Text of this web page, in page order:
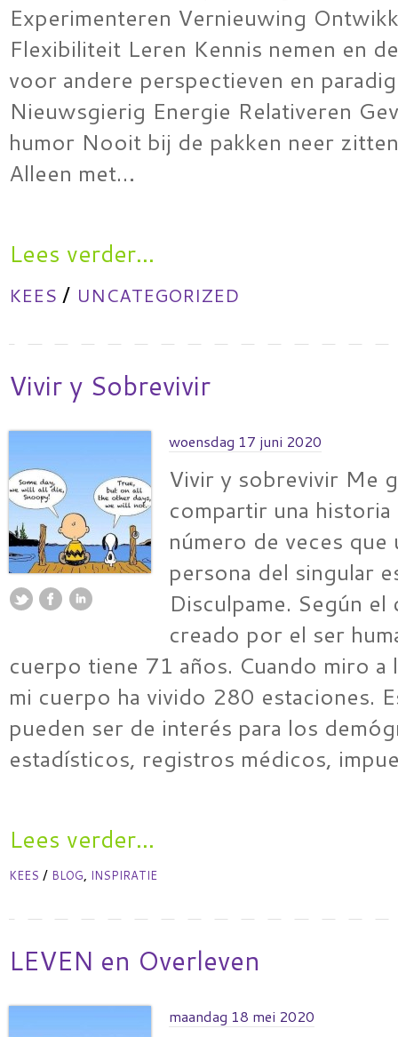
Experimenteren Vernieuwing
Flexibiliteit Leren Kennis nemen en
voor andere perspectieven en
Nieuwsgierig Energie Relativeren
humor Nooit bij de pakken neer
Alleen met…
Lees verder...
KEES / UNCATEGORIZED
Vivir y Sobrevivir
woensdag 17 juni 2020
Vivir y sobrevivir Me
compartir una historia
número de veces que
persona del singular
Disculpame. Según
creado por el ser
cuerpo tiene 71 años. Cuando miro a
mi cuerpo ha vivido 280 estaciones.
pueden ser de interés para los
estadísticos, registros médicos,
Lees verder...
KEES / BLOG, INSPIRATIE
LEVEN en Overleven
maandag 18 mei 2020